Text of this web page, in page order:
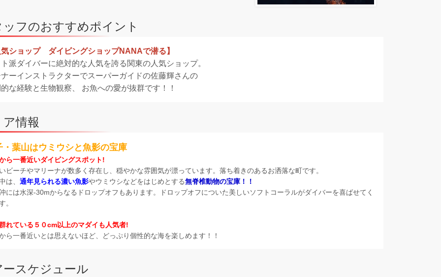
ッフのおすすめポイント
ショップ ダイビングショップNANAで潜る】
派ダイバーに絶対的な人気を誇る関東の人気ショップ。
ーインストラクターでスーパーガイドの佐藤輝さんの
な経験と生物観察、 お魚への愛が抜群です！！
情報
・葉山はウミウシと魚影の宝庫
ら一番近いダイビングスポット!
ビーチやマリーナが数多く存在し、穏やかな雰囲気が漂っています。落ち着きのあるお洒落な町です。
は、 通年見られる濃い魚影やウミウシなどをはじめとする無脊椎動物の宝庫！！
には水深-30mからなるドロップオフもあります。ドロップオフについた美しいソフトコーラルがダイバーを喜ばせてく
。
れている５０cm以上のマダイも人気者!
ら一番近いとは思えないほど、どっぷり個性的な海を楽しめます！！
ースケジュール